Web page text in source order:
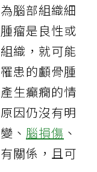
腦部組織細
瘤是良性或
織，就可能
患的顱骨腫
生癲癇的情
因仍沒有明
、 腦損傷 、
關係，且可